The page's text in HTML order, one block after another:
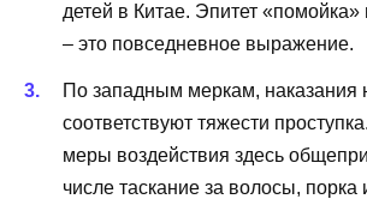
детей в Китае. Эпитет «помойка»
– это повседневное выражение.
По западным меркам, наказания
соответствуют тяжести
меры воздействия здесь
числе таскание за волосы, порка